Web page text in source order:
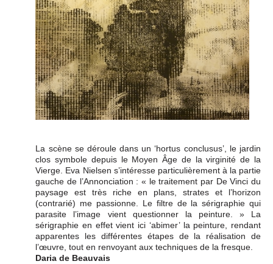
La scène se déroule dans un ‘hortus conclusus’, le jardin
clos symbole depuis le Moyen Âge de la virginité de la
Vierge. Eva Nielsen s’intéresse particulièrement à la partie
gauche de l’Annonciation : « le traitement par De Vinci du
paysage est très riche en plans, strates et l’horizon
(contrarié) me passionne. Le filtre de la sérigraphie qui
parasite l’image vient questionner la peinture. » La
sérigraphie en effet vient ici ‘abimer’ la peinture, rendant
apparentes les différentes étapes de la réalisation de
l’œuvre, tout en renvoyant aux techniques de la fresque.
Daria de Beauvais